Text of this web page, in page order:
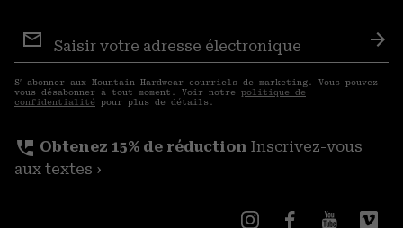
aux
courriels
S′ abonner aux Mountain Hardwear courriels de marketing. Vous pouvez
vous désabonner à tout moment. Voir notre politique de
confidentialité pour plus de détails.
perm_phone_msg Obtenez 15% de réduction Inscrivez-vous
aux textes ›